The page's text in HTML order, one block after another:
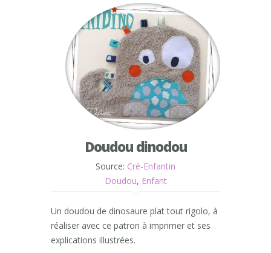
Doudou dinodou
Source: Cré-Enfantin
Doudou, Enfant
Un doudou de dinosaure plat tout rigolo, à
réaliser avec ce patron à imprimer et ses
explications illustrées.